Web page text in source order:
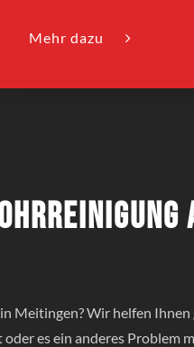
Mehr dazu
Meitingen? Wir helfen Ihnen
es ein anderes Problem